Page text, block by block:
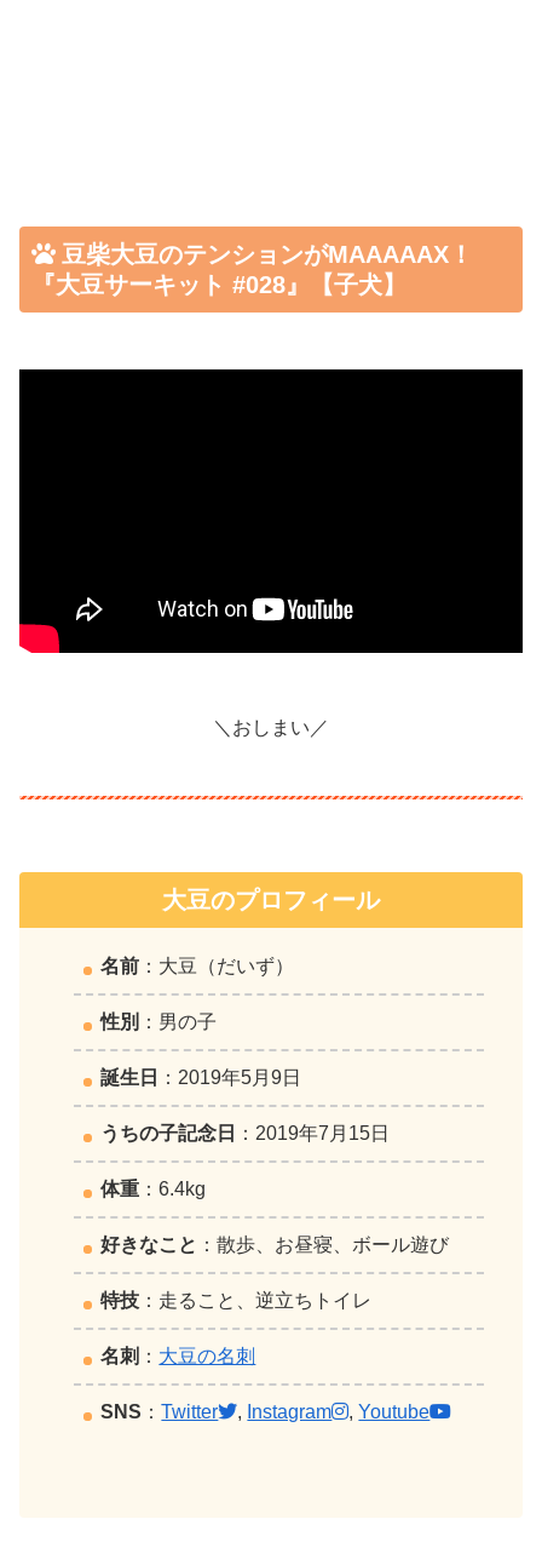
豆柴大豆のテンションがMAAAAAX！
『大豆サーキット #028』【子犬】
＼おしまい／
大豆のプロフィール
名前 ：大豆（だいず）
性別 ：男の子
誕生日 ：2019年5月9日
うちの子記念日 ：2019年7月15日
体重 ：6.4kg
好きなこと ：散歩、お昼寝、ボール遊び
特技 ：走ること、逆立ちトイレ
名刺 ： 大豆の名刺
SNS ：Twitter , Instagram ,Youtube